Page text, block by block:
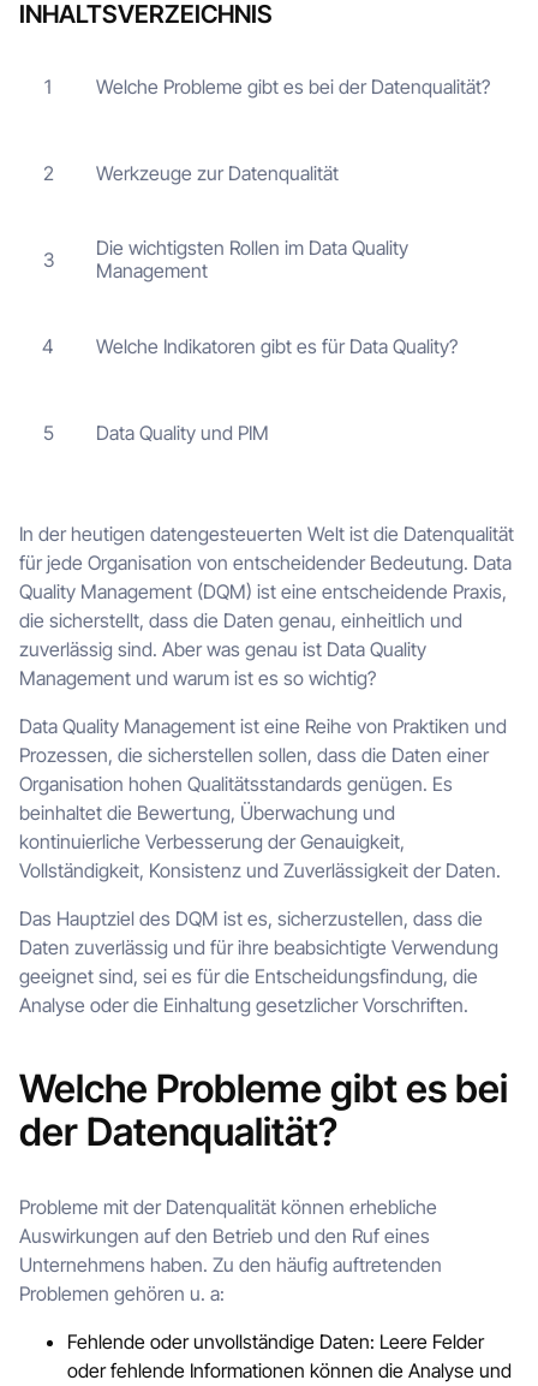
INHALTSVERZEICHNIS
1 Welche Probleme gibt es bei der Datenqualität?
2 Werkzeuge zur Datenqualität
3
Die wichtigsten Rollen im Data Quality
Management
4 Welche Indikatoren gibt es für Data Quality?
5 Data Quality und PIM
In der heutigen datengesteuerten Welt ist die Datenqualität
für jede Organisation von entscheidender Bedeutung. Data
Quality Management (DQM) ist eine entscheidende Praxis,
die sicherstellt, dass die Daten genau, einheitlich und
zuverlässig sind. Aber was genau ist Data Quality
Management und warum ist es so wichtig?
Data Quality Management ist eine Reihe von Praktiken und
Prozessen, die sicherstellen sollen, dass die Daten einer
Organisation hohen Qualitätsstandards genügen. Es
beinhaltet die Bewertung, Überwachung und
kontinuierliche Verbesserung der Genauigkeit,
Vollständigkeit, Konsistenz und Zuverlässigkeit der Daten.
Das Hauptziel des DQM ist es, sicherzustellen, dass die
Daten zuverlässig und für ihre beabsichtigte Verwendung
geeignet sind, sei es für die Entscheidungsfindung, die
Analyse oder die Einhaltung gesetzlicher Vorschriften.
Welche Probleme gibt es bei
der Datenqualität?
Probleme mit der Datenqualität können erhebliche
Auswirkungen auf den Betrieb und den Ruf eines
Unternehmens haben. Zu den häufig auftretenden
Problemen gehören u. a:
Fehlende oder unvollständige Daten: Leere Felder
oder fehlende Informationen können die Analyse und